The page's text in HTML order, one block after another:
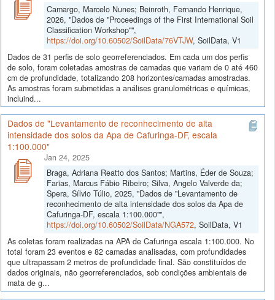
Camargo, Marcelo Nunes; Beinroth, Fernando Henrique,
2026, "Dados de "Proceedings of the First International Soil
Classification Workshop"",
https://doi.org/10.60502/SoilData/76VTJW, SoilData, V1
Dados de 31 perfis de solo georreferenciados. Em cada um dos perfis
de solo, foram coletadas amostras de camadas que variam de 0 até 460
cm de profundidade, totalizando 208 horizontes/camadas amostradas.
As amostras foram submetidas a análises granulométricas e químicas,
incluind...
Dados de "Levantamento de reconhecimento de alta
intensidade dos solos da Apa de Cafuringa-DF, escala
1:100.000"
Jan 24, 2025
Braga, Adriana Reatto dos Santos; Martins, Éder de Souza;
Farias, Marcus Fábio Ribeiro; Silva, Angelo Valverde da;
Spera, Sílvio Túlio, 2025, "Dados de "Levantamento de
reconhecimento de alta intensidade dos solos da Apa de
Cafuringa-DF, escala 1:100.000"",
https://doi.org/10.60502/SoilData/NGA572, SoilData, V1
As coletas foram realizadas na APA de Cafuringa escala 1:100.000. No
total foram 23 eventos e 82 camadas analisadas, com profundidades
que ultrapassam 2 metros de profundidade final. São constituídos de
dados originais, não georreferenciados, sob condições ambientais de
mata de g...